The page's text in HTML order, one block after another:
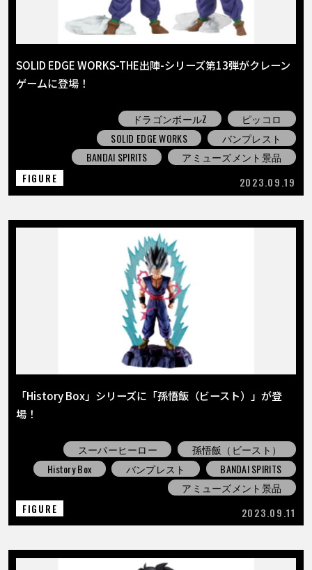
SOLID EDGE WORKS-THE出陣-シリーズ第13弾がクレーン
ゲームに登場！
ドラゴンボールZ
ピッコロ
SOLID EDGE WORKS
バンプレスト
BANDAI SPIRITS
アミューズメント景品
FIGURE
2023.09.19
「History Box」シリーズに「孫悟飯（ビースト）」が登
場！
スーパーヒーロー
孫悟飯（ビースト）
History Box
バンプレスト
BANDAI SPIRITS
アミューズメント景品
FIGURE
2023.09.11